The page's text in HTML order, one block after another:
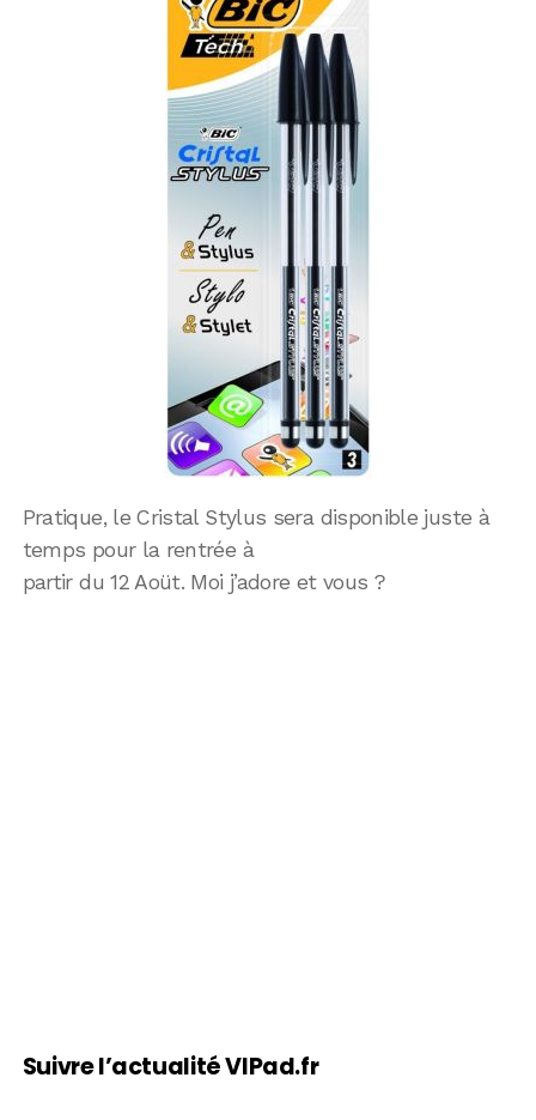
Pratique, le Cristal Stylus sera disponible juste à
temps pour la rentrée à
partir du 12 Aoüt. Moi j’adore et vous ?
Suivre l’actualité VIPad.fr